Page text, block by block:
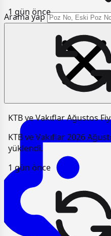
Arama yap
1 gün önce
KTB ve Vakıflar Ağustos
KTB ve Vakıflar 2026
yüklendi.
1 gün önce